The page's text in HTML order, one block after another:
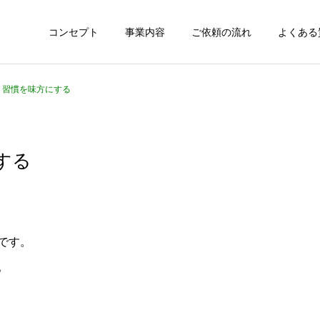
コンセプト 事業内容 ご依頼の流れ よくあ
慣を味方にする
る
す。